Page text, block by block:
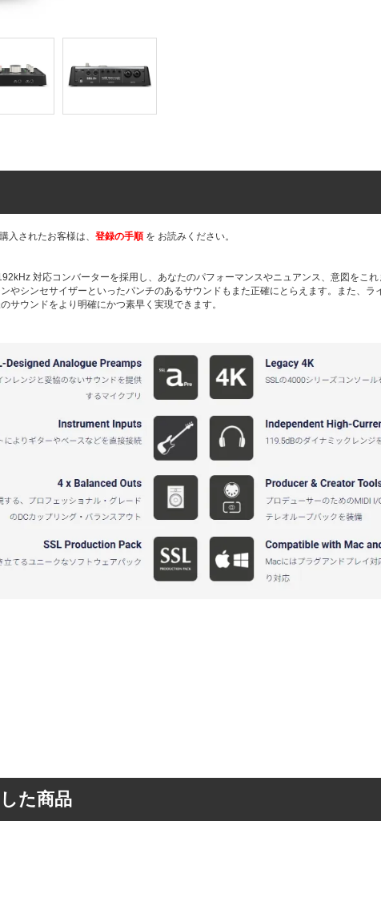
入されたお客様は、 登録の手順を お読みください。
対応コンバーターを採用し、あなたのパフォーマンスやニュアンス、意図をこ
やシンセサイザーといったパンチのあるサウンドもまた正確にとらえます。また、ラ
サウンドをより明確にかつ素早く実現できます。
た商品